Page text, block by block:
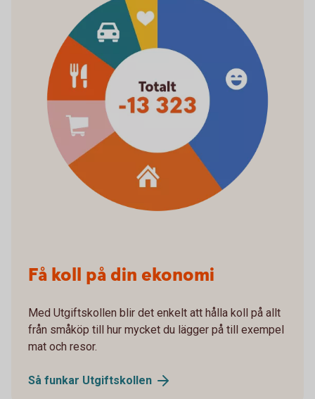
Få koll på din ekonomi
Med Utgiftskollen blir det enkelt att hålla koll på allt
från småköp till hur mycket du lägger på till exempel
mat och resor.
Så funkar Utgiftskollen